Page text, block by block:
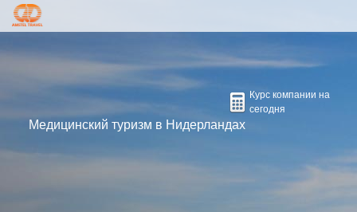
ДЕЛОВОЙ ТУРИЗМ
ВИЗЫ
Курс компании на
сегодня
Медицинский туризм в Нидерландах